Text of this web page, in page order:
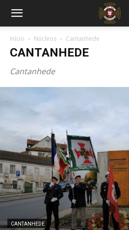
Início Núcleos Cantanhede
CANTANHEDE
Cantanhede
CANTANHEDE